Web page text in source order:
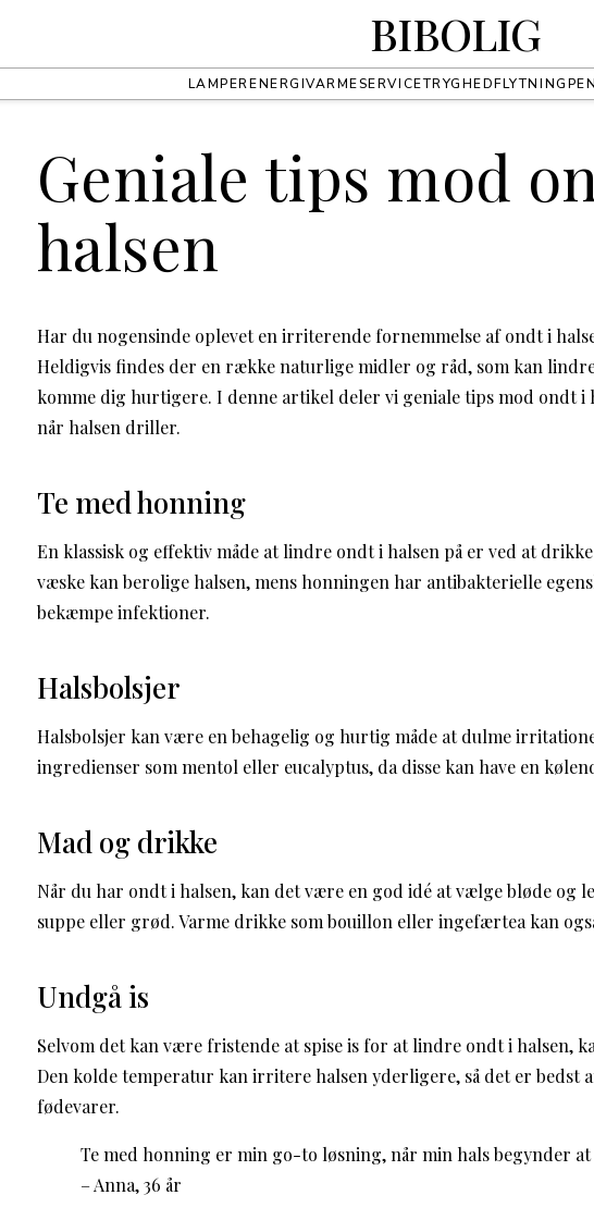
BIBOLIG
LAMPERENERGIVARMESERVICETRYGHEDFLYTNING
Geniale tips mod
halsen
Har du nogensinde oplevet en irriterende fornemmelse af ondt i
Heldigvis findes der en række naturlige midler og råd, som kan
komme dig hurtigere. I denne artikel deler vi geniale tips mod ondt i
når halsen driller.
Te med honning
En klassisk og effektiv måde at lindre ondt i halsen på er ved at
væske kan berolige halsen, mens honningen har antibakterielle
bekæmpe infektioner.
Halsbolsjer
Halsbolsjer kan være en behagelig og hurtig måde at dulme
ingredienser som mentol eller eucalyptus, da disse kan have en
Mad og drikke
Når du har ondt i halsen, kan det være en god idé at vælge bløde og
suppe eller grød. Varme drikke som bouillon eller ingefærtea kan
Undgå is
Selvom det kan være fristende at spise is for at lindre ondt i halsen,
Den kolde temperatur kan irritere halsen yderligere, så det er bedst
fødevarer.
Te med honning er min go-to løsning, når min hals begynder
– Anna, 36 år